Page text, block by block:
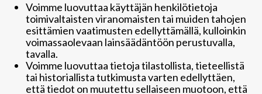
Voimme luovuttaa käyttäjän henkilötietoja
toimivaltaisten viranomaisten tai muiden tahojen
esittämien vaatimusten edellyttämällä, kulloinkin
voimassaolevaan lainsäädäntöön perustuvalla,
tavalla.
Voimme luovuttaa tietoja tilastollista, tieteellistä
tai historiallista tutkimusta varten edellyttäen,
että tiedot on muutettu sellaiseen muotoon, että